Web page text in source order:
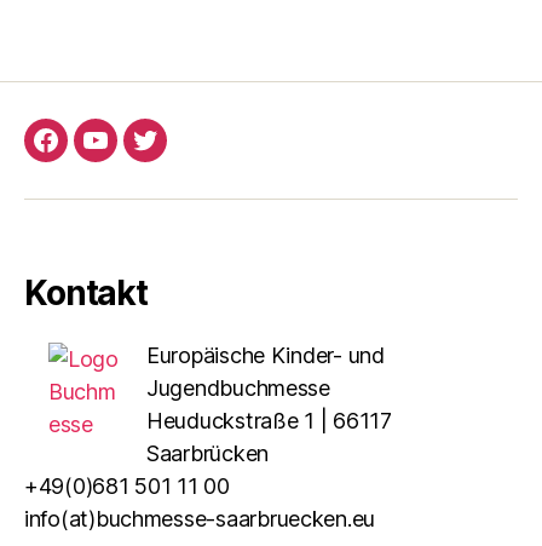
Facebook
YouTubeTwitter
Kontakt
Europäische Kinder- und
Jugendbuchmesse
Heuduckstraße 1 | 66117
Saarbrücken
+49(0)681 501 11 00
info(at)buchmesse-saarbruecken.eu